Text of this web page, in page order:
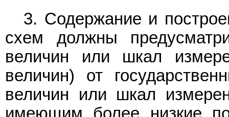
3. Содержание и
схем должны
величин или шкал
величин) от
величин или шкал